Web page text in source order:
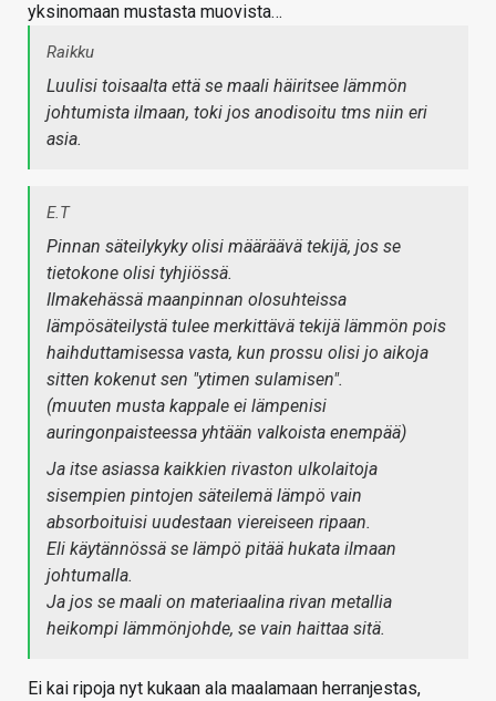
yksinomaan mustasta muovista…
Raikku
Luulisi toisaalta että se maali häiritsee lämmön
johtumista ilmaan, toki jos anodisoitu tms niin eri
asia.
E.T
Pinnan säteilykyky olisi määräävä tekijä, jos se
tietokone olisi tyhjiössä.
Ilmakehässä maanpinnan olosuhteissa
lämpösäteilystä tulee merkittävä tekijä lämmön pois
haihduttamisessa vasta, kun prossu olisi jo aikoja
sitten kokenut sen "ytimen sulamisen".
(muuten musta kappale ei lämpenisi
auringonpaisteessa yhtään valkoista enempää)
Ja itse asiassa kaikkien rivaston ulkolaitoja
sisempien pintojen säteilemä lämpö vain
absorboituisi uudestaan viereiseen ripaan.
Eli käytännössä se lämpö pitää hukata ilmaan
johtumalla.
Ja jos se maali on materiaalina rivan metallia
heikompi lämmönjohde, se vain haittaa sitä.
Ei kai ripoja nyt kukaan ala maalamaan herranjestas,